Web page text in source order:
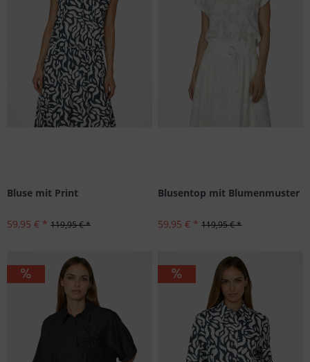
Bluse mit Print
59,95 € * 119,95 € *
Blusentop mit Blumenmuster
59,95 € * 119,95 € *